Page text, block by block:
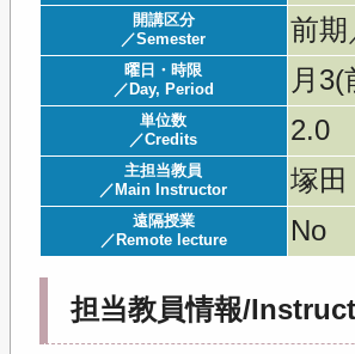
開講区分
／Semester
前期
曜日・時限
／Day, Period
月3(
単位数
／Credits
2.0
主担当教員
／Main Instructor
塚
遠隔授業
／Remote lecture
No
担当教員情報/